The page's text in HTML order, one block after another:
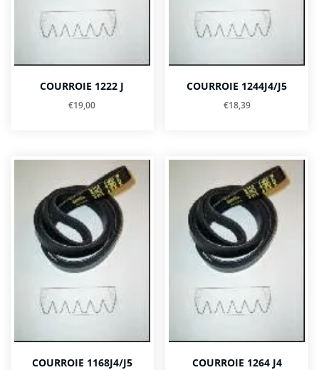
COURROIE 1222 J
€19,00
COURROIE 1244J4/J5
€18,39
COURROIE 1168J4/J5 COURROIE 1264 J4